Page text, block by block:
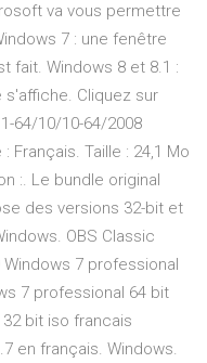
va vous permettre
7 : une fenêtre
fait. Windows 8 et 8.1 :
Cliquez sur
64/10/10-64/2008
Français. Taille : 24,1 Mo
:. Le bundle original
des versions 32-bit et
OBS Classic
7 professional
7 professional 64 bit
bit iso francais
en français. Windows.